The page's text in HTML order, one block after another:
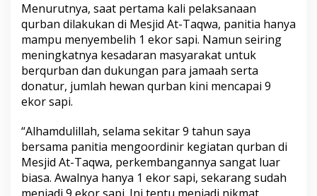
Menurutnya, saat pertama kali pelaksanaan
qurban dilakukan di Mesjid At-Taqwa, panitia hanya
mampu menyembelih 1 ekor sapi. Namun seiring
meningkatnya kesadaran masyarakat untuk
berqurban dan dukungan para jamaah serta
donatur, jumlah hewan qurban kini mencapai 9
ekor sapi.
“Alhamdulillah, selama sekitar 9 tahun saya
bersama panitia mengoordinir kegiatan qurban di
Mesjid At-Taqwa, perkembangannya sangat luar
biasa. Awalnya hanya 1 ekor sapi, sekarang sudah